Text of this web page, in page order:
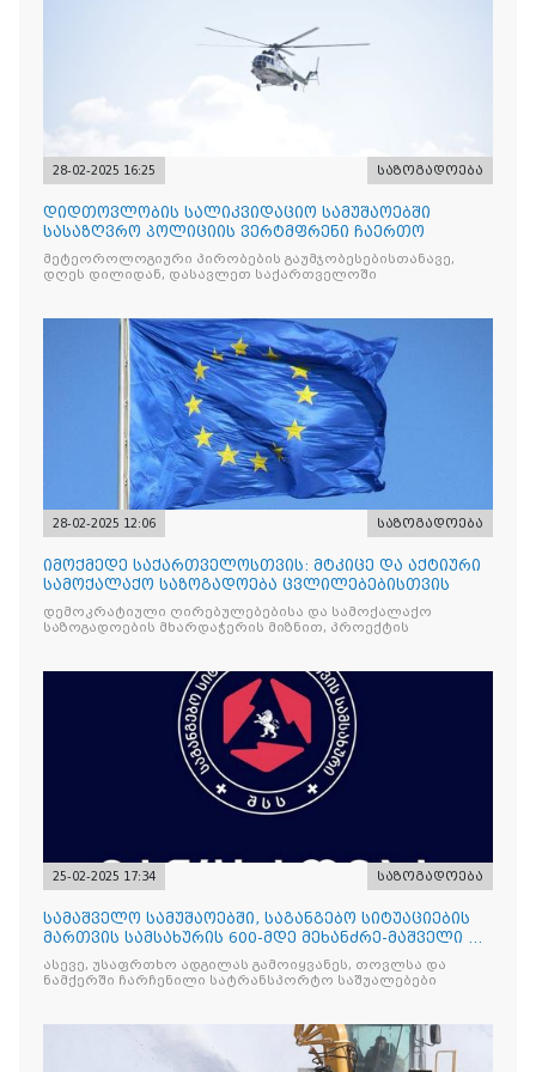
28-02-2025 16:25 საზოგადოება
დიდთოვლობის სალიკვიდაციო სამუშაოებში
სასაზღვრო პოლიციის ვერტმფრენი ჩაერთო
მეტეოროლოგიური პირობების გაუმჯობესებისთანავე,
დღეს დილიდან, დასავლეთ საქართველოში
28-02-2025 12:06 საზოგადოება
იმოქმედე საქართველოსთვის: მტკიცე და აქტიური
სამოქალაქო საზოგადოება ცვლილებებისთვის
დემოკრატიული ღირებულებებისა და სამოქალაქო
საზოგადოების მხარდაჭერის მიზნით, პროექტის
25-02-2025 17:34 საზოგადოება
სამაშველო სამუშაოებში, საგანგებო სიტუაციების
მართვის სამსახურის 600-მდე მეხანძრე-მაშველი და
ათეულობით სპეციალური ტექნიკაა ჩართული
ასევე, უსაფრთხო ადგილას გამოიყვანეს, თოვლსა და
ნამქერში ჩარჩენილი სატრანსპორტო საშუალებები